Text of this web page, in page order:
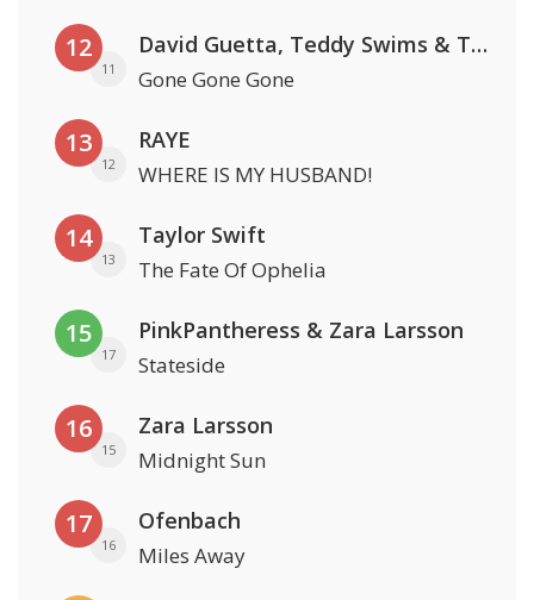
12
11
David Guetta, Teddy Swims & Tones And I
Gone Gone Gone
13
12
RAYE
WHERE IS MY HUSBAND!
14
13
Taylor Swift
The Fate Of Ophelia
15
17
PinkPantheress & Zara Larsson
Stateside
16
15
Zara Larsson
Midnight Sun
17
16
Ofenbach
Miles Away